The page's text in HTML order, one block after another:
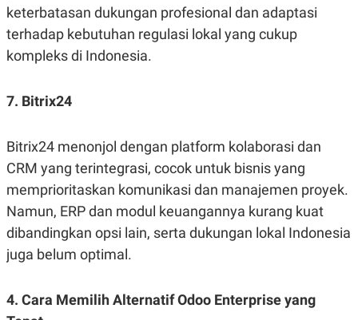
keterbatasan dukungan profesional dan adaptasi
terhadap kebutuhan regulasi lokal yang cukup
kompleks di Indonesia.
7. Bitrix24
Bitrix24 menonjol dengan platform kolaborasi dan
CRM yang terintegrasi, cocok untuk bisnis yang
memprioritaskan komunikasi dan manajemen proyek.
Namun, ERP dan modul keuangannya kurang kuat
dibandingkan opsi lain, serta dukungan lokal Indonesia
juga belum optimal.
4. Cara Memilih Alternatif Odoo Enterprise yang